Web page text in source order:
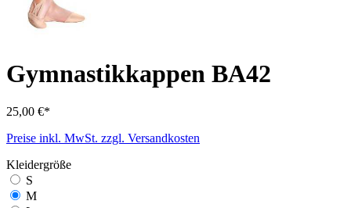
Gymnastikkappen BA42
25,00 €*
Preise inkl. MwSt. zzgl. Versandkosten
Kleidergröße
S
M